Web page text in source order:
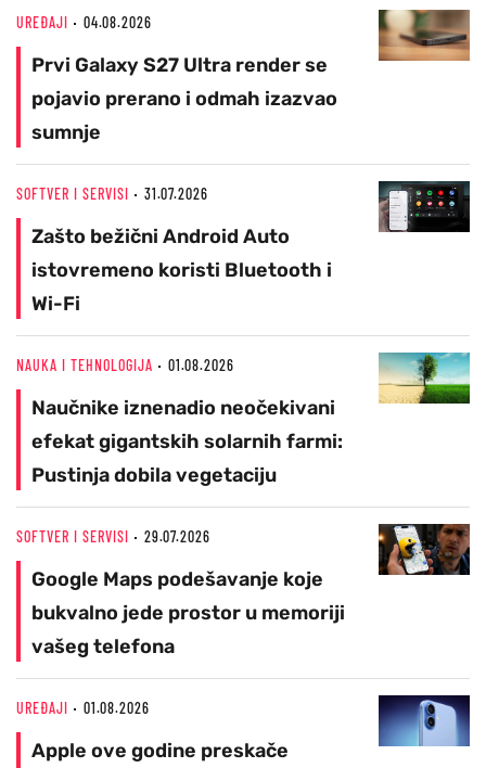
UREĐAJI 04.08.2026
Prvi Galaxy S27 Ultra render se
pojavio prerano i odmah izazvao
sumnje
SOFTVER I SERVISI 31.07.2026
Zašto bežični Android Auto
istovremeno koristi Bluetooth i
Wi-Fi
NAUKA I TEHNOLOGIJA 01.08.2026
Naučnike iznenadio neočekivani
efekat gigantskih solarnih farmi:
Pustinja dobila vegetaciju
SOFTVER I SERVISI 29.07.2026
Google Maps podešavanje koje
bukvalno jede prostor u memoriji
vašeg telefona
UREĐAJI 01.08.2026
Apple ove godine preskače